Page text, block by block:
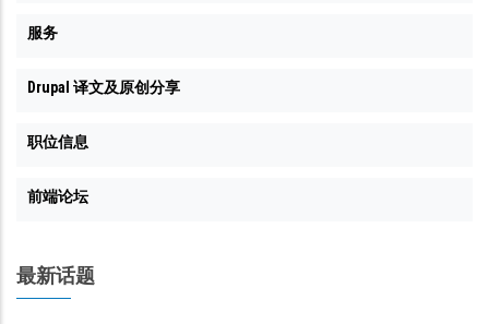
服务
Drupal 译文及原创分享
职位信息
前端论坛
最新话题